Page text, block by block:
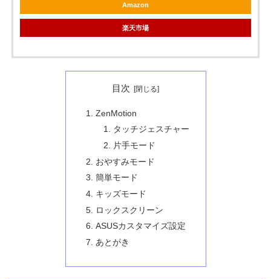
Amazon
楽天市場
目次
ZenMotion
タッチジェスチャー
片手モード
おやすみモード
簡単モード
キッズモード
ロックスクリーン
ASUSカスタマイズ設定
あとがき